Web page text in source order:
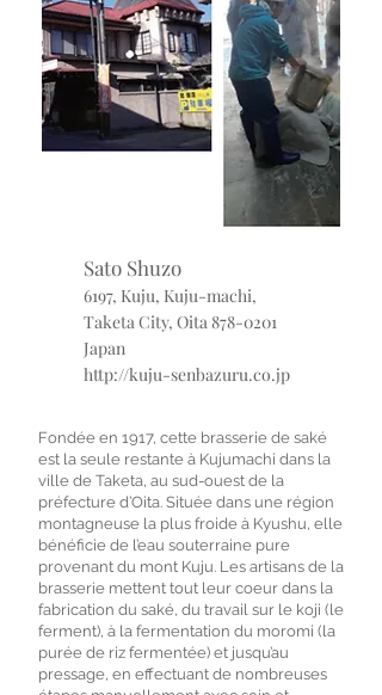
Sato Shuzo
6197, Kuju, Kuju-machi,
Taketa City, Oita878-0201
Japan
http://kuju-senbazuru.co.jp
Fondée en 1917, cette brasserie de saké
est la seule restante à Kujumachi dans la
ville de Taketa, au sud-ouest de la
préfecture d’Oita. Située dans une région
montagneuse la plus froide à Kyushu, elle
bénéficie de l’eau souterraine pure
provenant du mont Kuju. Les artisans de la
brasserie mettent tout leur coeur dans la
fabrication du saké, du travail sur le koji (le
ferment), à la fermentation du moromi (la
purée de riz fermentée) et jusqu’au
pressage, en effectuant de nombreuses